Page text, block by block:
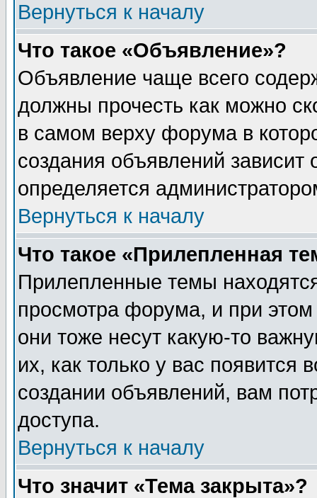
Вернуться к началу
Что такое «Объявление»?
Объявление чаще всего
должны прочесть как можно
в самом верху форума в
создания объявлений зависит
определяется
Вернуться к началу
Что такое «Прилепленная
Прилепленные темы
просмотра форума, и при
они тоже несут какую-то
их, как только у вас появится
создании объявлений, вам
доступа.
Вернуться к началу
Что значит «Тема закрыта»?